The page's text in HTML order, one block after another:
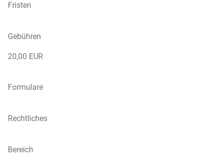
Fristen
Gebühren
20,00 EUR
Formulare
Rechtliches
Bereich